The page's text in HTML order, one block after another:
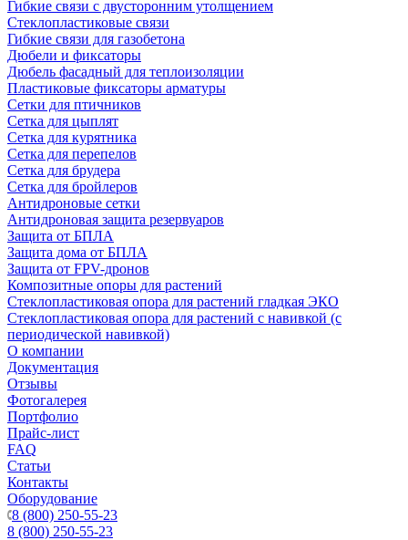
Гибкие связи с двусторонним утолщением
Стеклопластиковые связи
Гибкие связи для газобетона
Дюбели и фиксаторы
Дюбель фасадный для теплоизоляции
Пластиковые фиксаторы арматуры
Сетки для птичников
Сетка для цыплят
Сетка для курятника
Сетка для перепелов
Сетка для брудера
Сетка для бройлеров
Антидроновые сетки
Антидроновая защита резервуаров
Защита от БПЛА
Защита дома от БПЛА
Защита от FPV-дронов
Композитные опоры для растений
Стеклопластиковая опора для растений гладкая ЭКО
Стеклопластиковая опора для растений с навивкой (с
периодической навивкой)
О компании
Документация
Отзывы
Фотогалерея
Портфолио
Прайс-лист
FAQ
Статьи
Контакты
Оборудование
8 (800) 250-55-23
8 (800) 250-55-23